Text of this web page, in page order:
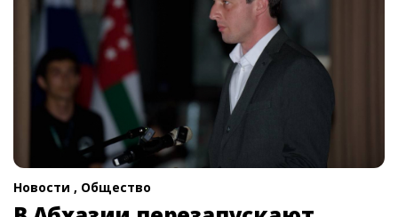
Новости , Общество